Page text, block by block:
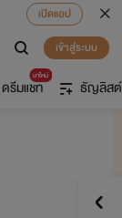
เปิดแอป
เข้าสู่ระบบ
มาใหม่
ดรีมแชท ธัญลิสต์